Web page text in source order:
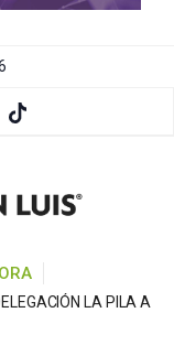
LA PILA A